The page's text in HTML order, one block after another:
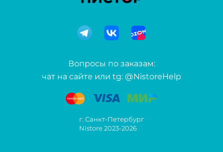
Вопросы по заказам:
чат на сайте или tg: @NistoreHelp
г. Санкт-Петербург
Nistore 2023-2026